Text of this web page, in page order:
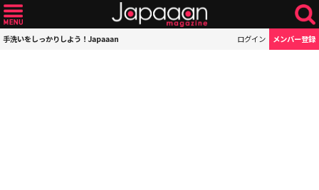
手洗いをしっかりしよう！Japaaan ログイン メンバー登録